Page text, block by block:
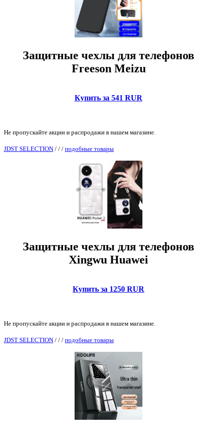
Защитные чехлы для телефонов
Freeson Meizu
Купить за 541 RUR
Не пропускайте акции и распродажи в нашем магазине.
JDST SELECTION / / / подобные товары
Защитные чехлы для телефонов
Xingwu Huawei
Купить за 1250 RUR
Не пропускайте акции и распродажи в нашем магазине.
JDST SELECTION / / / подобные товары